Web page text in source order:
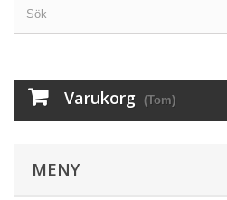
Varukorg (Tom)
MENY